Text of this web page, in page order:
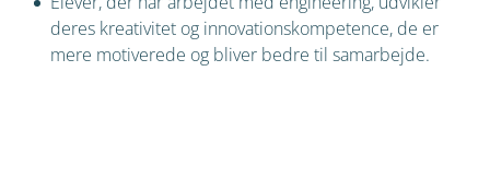
deres kreativitet og innovationskompetence, de er
mere motiverede og bliver bedre til samarbejde.